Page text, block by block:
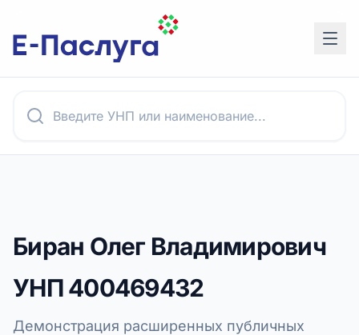
Биран Олег Владимирович
УНП400469432
Демонстрация расширенных публичных